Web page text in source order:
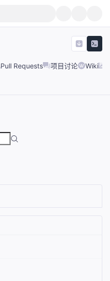
Pull Requests 项目讨论 Wiki